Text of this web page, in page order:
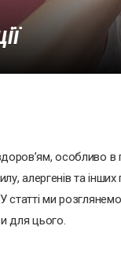
особливо в
алергенів та
ми
для цього.